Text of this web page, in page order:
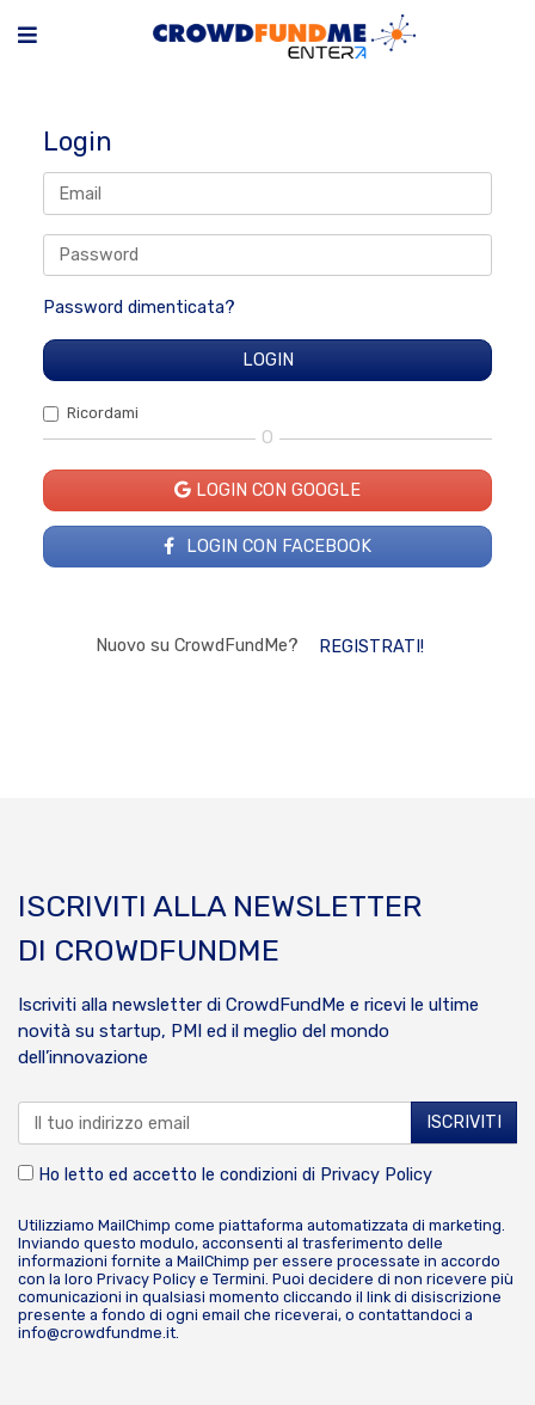
Login
Password dimenticata?
Ricordami
O
LOGIN CON GOOGLE
LOGIN CON FACEBOOK
Nuovo su CrowdFundMe? REGISTRATI!
ISCRIVITI ALLA NEWSLETTER
DI CROWDFUNDME
Iscriviti alla newsletter di CrowdFundMe e ricevi le ultime
novità su startup, PMI ed il meglio del mondo
dell’innovazione
Ho letto ed accetto le condizioni di Privacy Policy
Utilizziamo MailChimp come piattaforma automatizzata di marketing.
Inviando questo modulo, acconsenti al trasferimento delle
informazioni fornite a MailChimp per essere processate in accordo
con la loro Privacy Policy e Termini. Puoi decidere di non ricevere più
comunicazioni in qualsiasi momento cliccando il link di disiscrizione
presente a fondo di ogni email che riceverai, o contattandoci a
info@crowdfundme.it.